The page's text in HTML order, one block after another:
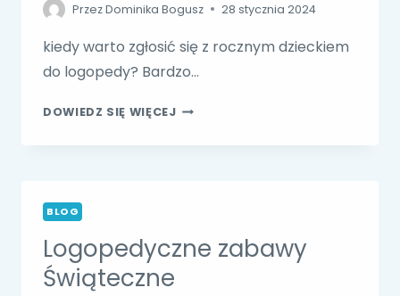
PrzezDominika Bogusz 28 stycznia 2024
kiedy warto zgłosić się z rocznym dzieckiem
do logopedy? Bardzo…
DOWIEDZ SIĘ WIĘCEJ“ZA
BLOG
Logopedyczne zabawy
Świąteczne